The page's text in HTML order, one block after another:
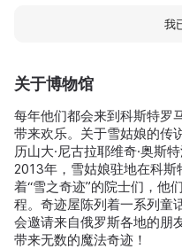
关于博物馆
每年他们都会来到科斯特罗
带来欢乐。关于雪姑娘的传
历山大·尼古拉耶维奇·奥斯
2013年，雪姑娘驻地在科
着“雪之奇迹”的院士们，他
程。奇迹屋陈列着一系列童
会邀请来自俄罗斯各地的朋
带来无数的魔法奇迹！
我